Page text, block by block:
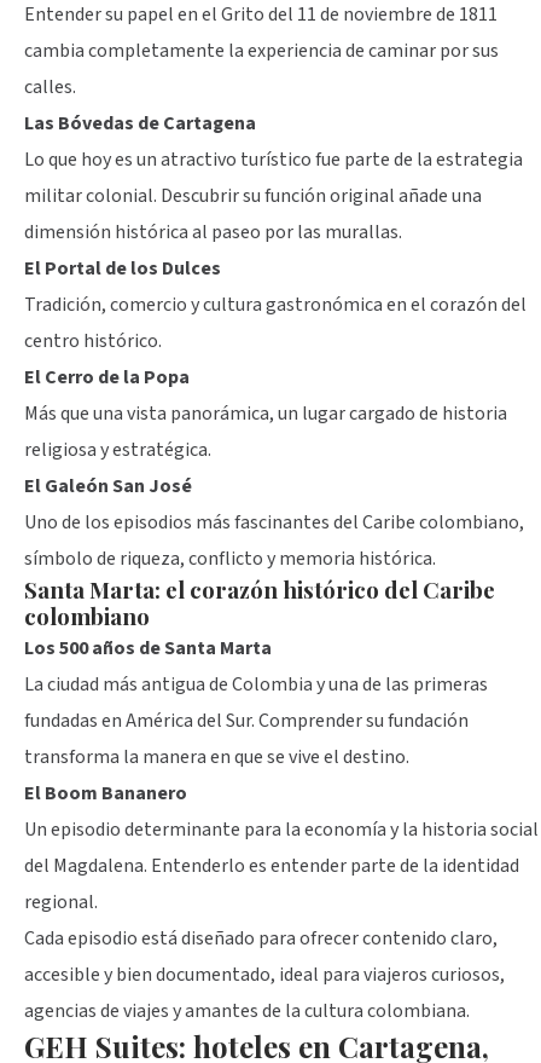
Entender su papel en el Grito del 11 de noviembre de 1811
cambia completamente la experiencia de caminar por sus
calles.
Las Bóvedas de Cartagena
Lo que hoy es un atractivo turístico fue parte de la estrategia
militar colonial. Descubrir su función original añade una
dimensión histórica al paseo por las murallas.
El Portal de los Dulces
Tradición, comercio y cultura gastronómica en el corazón del
centro histórico.
El Cerro de la Popa
Más que una vista panorámica, un lugar cargado de historia
religiosa y estratégica.
El Galeón San José
Uno de los episodios más fascinantes del Caribe colombiano,
símbolo de riqueza, conflicto y memoria histórica.
Santa Marta: el corazón histórico del Caribe
colombiano
Los 500 años de Santa Marta
La ciudad más antigua de Colombia y una de las primeras
fundadas en América del Sur. Comprender su fundación
transforma la manera en que se vive el destino.
El Boom Bananero
Un episodio determinante para la economía y la historia social
del Magdalena. Entenderlo es entender parte de la identidad
regional.
Cada episodio está diseñado para ofrecer contenido claro,
accesible y bien documentado, ideal para viajeros curiosos,
agencias de viajes y amantes de la cultura colombiana.
GEH Suites: hoteles en Cartagena,